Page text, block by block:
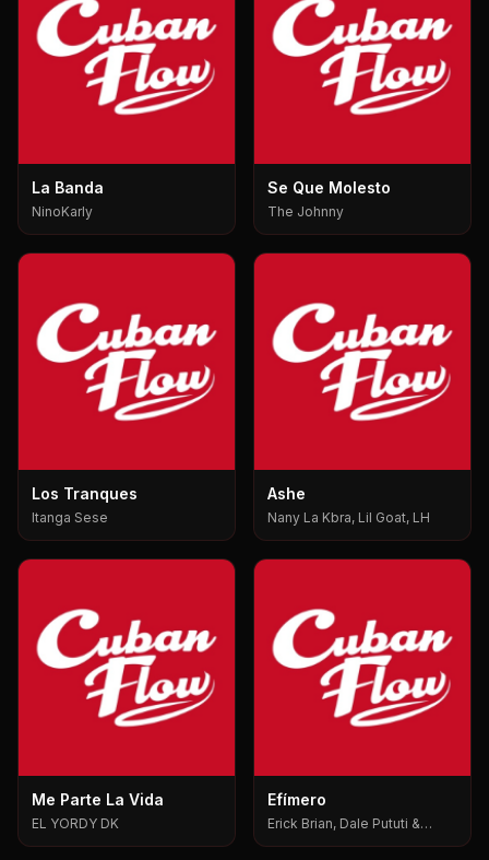
La Banda
NinoKarly
Se Que Molesto
The Johnny
Los Tranques
Itanga Sese
Ashe
Nany La Kbra, Lil Goat, LH
Me Parte La Vida
EL YORDY DK
Efímero
Erick Brian, Dale Pututi &